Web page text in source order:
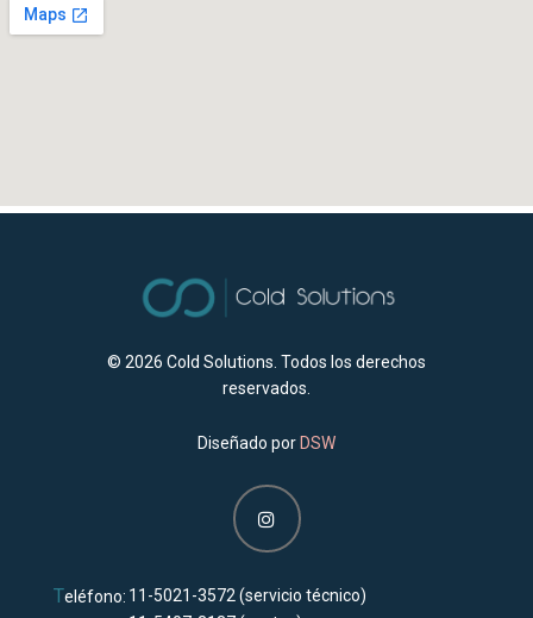
© 2026 Cold Solutions. Todos los derechos
reservados.
Diseñado por DSW
Teléfono: 11-5021-3572(servicio técnico)